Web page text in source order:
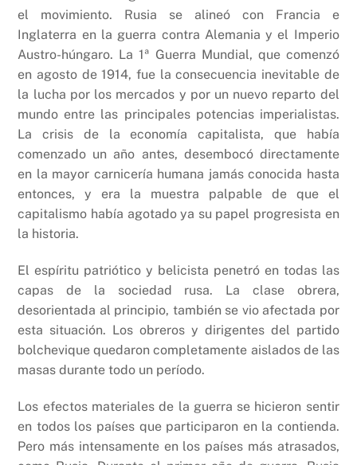
el movimiento. Rusia se alineó con Francia e
Inglaterra en la guerra contra Alemania y el Imperio
Austro-húngaro. La 1ª Guerra Mundial, que comenzó
en agosto de 1914, fue la consecuencia inevitable de
la lucha por los mercados y por un nuevo reparto del
mundo entre las principales potencias imperialistas.
La crisis de la economía capitalista, que había
comenzado un año antes, desembocó directamente
en la mayor carnicería humana jamás conocida hasta
entonces, y era la muestra palpable de que el
capitalismo había agotado ya su papel progresista en
la historia.
El espíritu patriótico y belicista penetró en todas las
capas de la sociedad rusa. La clase obrera,
desorientada al principio, también se vio afectada por
esta situación. Los obreros y dirigentes del partido
bolchevique quedaron completamente aislados de las
masas durante todo un período.
Los efectos materiales de la guerra se hicieron sentir
en todos los países que participaron en la contienda.
Pero más intensamente en los países más atrasados,